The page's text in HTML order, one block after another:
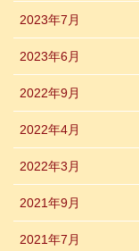
2023年7月
2023年6月
2022年9月
2022年4月
2022年3月
2021年9月
2021年7月